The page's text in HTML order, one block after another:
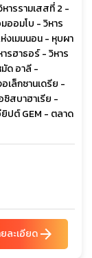
ารรามเสสที่ 2 -
ออมโบ - วิหาร
งเมมนอน - หุบผา
รฮาธอร์ - วิหาร
มัด อาลี -
ล็กซานเดรีย -
ซิสบาฮาเรีย -
ปต์ GEM - ตลาด
ละเอียดarrow_forward